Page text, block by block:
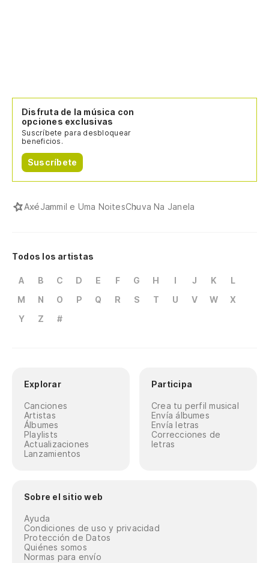
Disfruta de la música con
opciones exclusivas
Suscríbete para desbloquear
beneficios.
Suscríbete
AxéJammil e Uma NoitesChuva Na Janela
Todos los artistas
A B C D E F G H I J K
L
M
N O P Q R S T U V W
X
Y
Z #
Explorar
Canciones
Artistas
Álbumes
Playlists
Actualizaciones
Lanzamientos
Participa
Crea tu perfil musical
Envía álbumes
Envía letras
Correcciones de
letras
Sobre el sitio web
Ayuda
Condiciones de uso y privacidad
Protección de Datos
Quiénes somos
Normas para envío